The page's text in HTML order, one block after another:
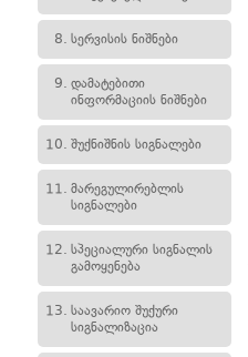
8. სერვისის ნიშნები
9. დამატებითი
ინფორმაციის ნიშნები
10. შუქნიშნის სიგნალები
11. მარეგულირებლის
სიგნალები
12. სპეციალური სიგნალის
გამოყენება
13. საავარიო შუქური
სიგნალიზაცია